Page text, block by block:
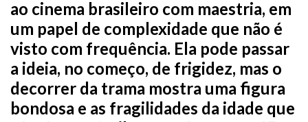
ao cinema brasileiro com maestria, em
um papel de complexidade que não é
visto com frequência. Ela pode passar
a ideia, no começo, de frigidez, mas o
decorrer da trama mostra uma figura
bondosa e as fragilidades da idade que